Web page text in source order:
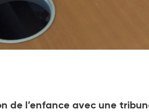
l’enfance avec une